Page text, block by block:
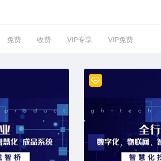
免费 收费 VIP专享 VIP免费